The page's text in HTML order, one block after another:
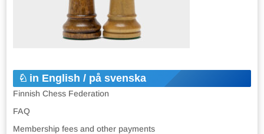
in English / på svenska
Finnish Chess Federation
FAQ
Membership fees and other payments